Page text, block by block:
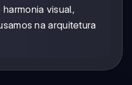
visual,
na arquitetura